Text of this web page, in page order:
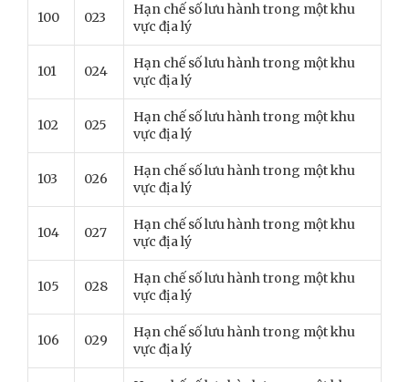
100 023
Hạn chế số lưu hành trong một khu
vực địa lý
101 024
Hạn chế số lưu hành trong một khu
vực địa lý
102 025
Hạn chế số lưu hành trong một khu
vực địa lý
103 026
Hạn chế số lưu hành trong một khu
vực địa lý
104 027
Hạn chế số lưu hành trong một khu
vực địa lý
105 028
Hạn chế số lưu hành trong một khu
vực địa lý
106 029
Hạn chế số lưu hành trong một khu
vực địa lý